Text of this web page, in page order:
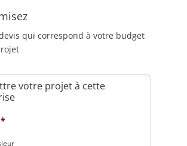
qui correspond à votre budget
votre projet à cette
*